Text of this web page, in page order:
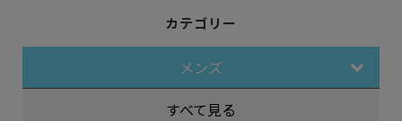
カテゴリー
メンズ
すべて見る